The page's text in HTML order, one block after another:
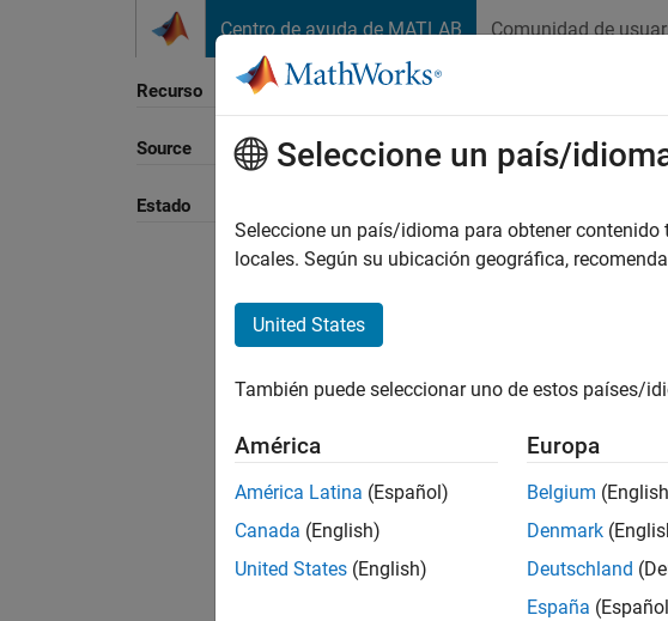
Centro de ayuda de MATLAB Comunidad de
Recurso
Source
Estado
Ordenar por
Seleccione un país/
Seleccione un país/idioma para obtener
locales. Según su ubicación geográfica,
United States
También puede seleccionar uno de estos países/
América
América Latina (Español)
Canada (English)
United States (English)
Europa
Belgium
Denmark
Deutschland
España